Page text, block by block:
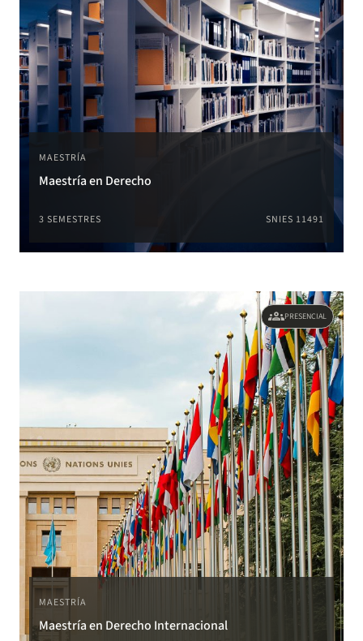
MAESTRÍA
Maestría en Derecho
3 SEMESTRES SNIES 11491
groupsPRESENCIAL
MAESTRÍA
Maestría en Derecho Internacional